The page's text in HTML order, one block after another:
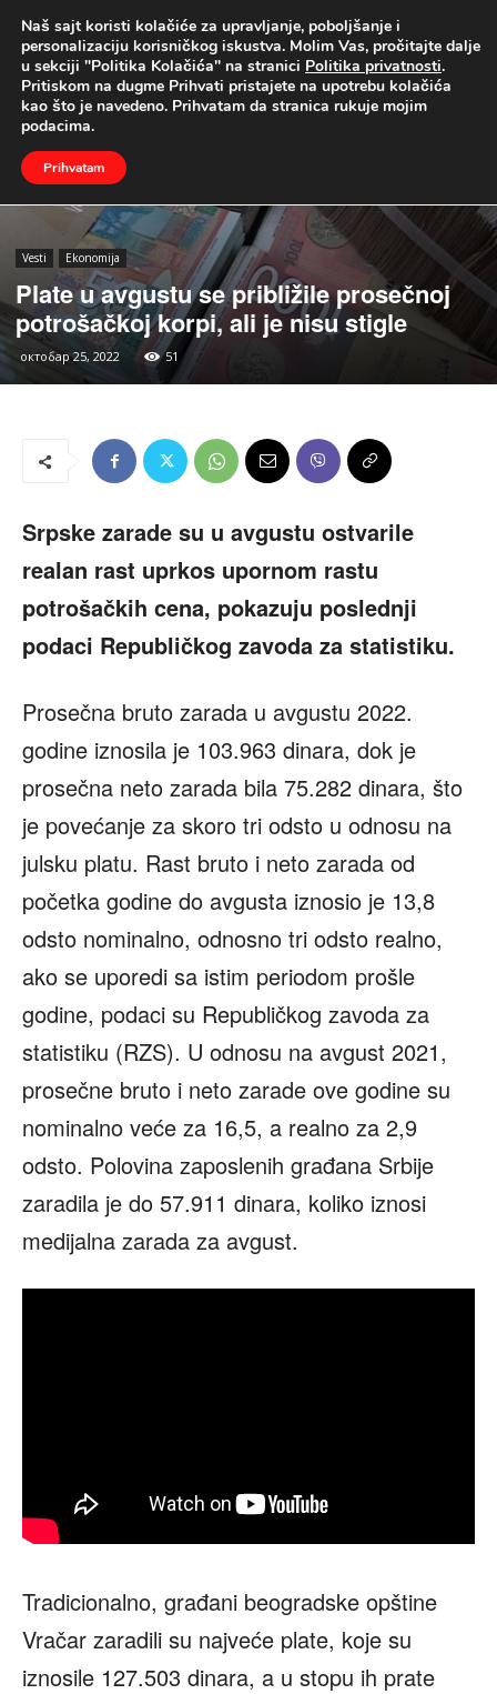
UŽIVO
Naslovna Vesti Ekonomija
Vesti Ekonomija
Plate u avgustu se približile prosečnoj
potrošačkoj korpi, ali je nisu stigle
октобар 25, 2022 51
Srpske zarade su u avgustu ostvarile
realan rast uprkos upornom rastu
potrošačkih cena, pokazuju poslednji
podaci Republičkog zavoda za statistiku.
Prosečna bruto zarada u avgustu 2022.
godine iznosila je 103.963 dinara, dok je
prosečna neto zarada bila 75.282 dinara, što
je povećanje za skoro tri odsto u odnosu na
julsku platu. Rast bruto i neto zarada od
početka godine do avgusta iznosio je 13,8
odsto nominalno, odnosno tri odsto realno,
ako se uporedi sa istim periodom prošle
godine, podaci su Republičkog zavoda za
statistiku (RZS). U odnosu na avgust 2021,
prosečne bruto i neto zarade ove godine su
nominalno veće za 16,5, a realno za 2,9
odsto. Polovina zaposlenih građana Srbije
zaradila je do 57.911 dinara, koliko iznosi
medijalna zarada za avgust.
Tradicionalno, građani beogradske opštine
Vračar zaradili su najveće plate, koje su
iznosile 127.503 dinara, a u stopu ih prate
Naš sajt koristi kolačiće za upravljanje, poboljšanje i
personalizaciju korisničkog iskustva. Molim Vas, pročitajte dalje
u sekciji "Politika Kolačića" na stranici Politika privatnosti.
Pritiskom na dugme Prihvati pristajete na upotrebu kolačića
kao što je navedeno. Prihvatam da stranica rukuje mojim
podacima.
Prihvatam